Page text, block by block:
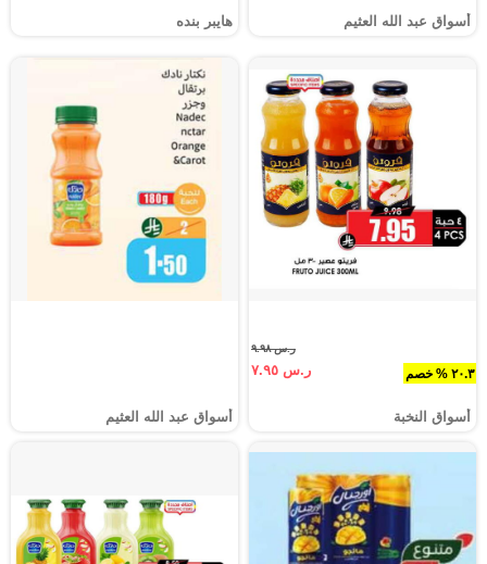
أسواق عبد الله العثيم هايبر بنده
٢٠.٣ % خصم
ر.س ٩.٩٨
ر.س ٧.٩٥
أسواق النخبة أسواق عبد الله العثيم